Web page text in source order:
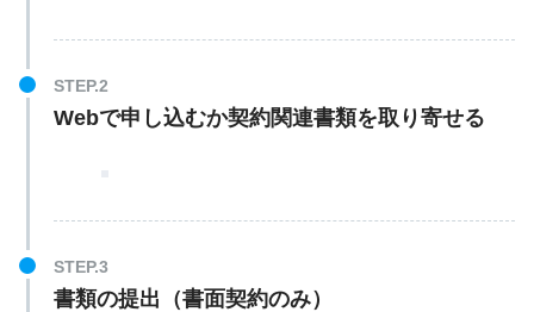
Webで申し込むか契約関連書類を取り寄せる
書類の提出（書面契約のみ）